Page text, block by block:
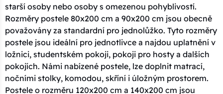
starší osoby nebo osoby s omezenou pohyblivostí.
Rozměry postele 80x200 cm a 90x200 cm jsou obecně
považovány za standardní pro jednolůžko. Tyto rozměry
postele jsou ideální pro jednotlivce a najdou uplatnění v
ložnici, studentském pokoji, pokoji pro hosty a dalších
pokojích. Námi nabízené postele, lze doplnit matrací,
nočními stolky, komodou, skříní i úložným prostorem.
Postele o rozměru 120x200 cm a 140x200 cm jsou